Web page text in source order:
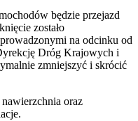
będzie przejazd
zostało
na odcinku od
Dróg Krajowych i
zmniejszyć i skrócić
oraz